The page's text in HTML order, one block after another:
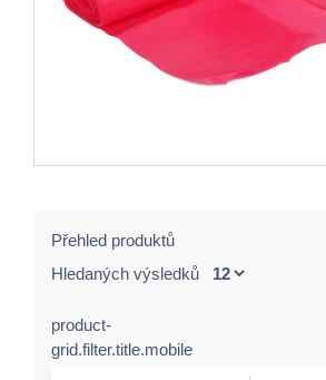
Přehled produktů
Hledaných výsledků
product-
grid.filter.title.mobile